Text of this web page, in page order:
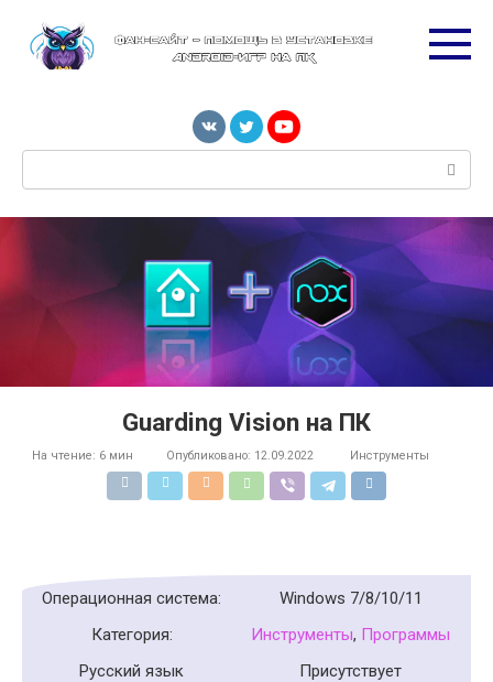
контенту
Guarding Vision на ПК
На чтение: 6 мин Опубликовано: 12.09.2022 Инструменты
Операционная система:
Windows 7/8/10/11
Категория:
Инструменты, Программы
Русский язык
Присутствует